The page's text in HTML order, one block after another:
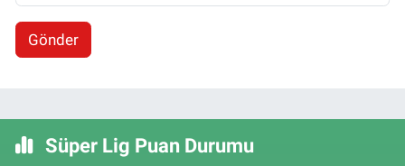
Gönder
Süper Lig Puan Durumu